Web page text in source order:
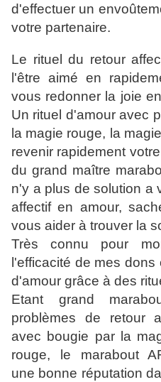
d'effectuer un
votre partenaire.
Le rituel du retour
l'être aimé en
vous redonner la joie
Un rituel d'amour avec
la magie rouge, la
revenir rapidement
du grand maître
n'y a plus de solution a
affectif en amour,
vous aider à trouver la
Très connu pour
l'efficacité de mes dons
d'amour grâce à des
Etant grand
problèmes de retour
avec bougie par la
rouge, le marabout
une bonne réputation